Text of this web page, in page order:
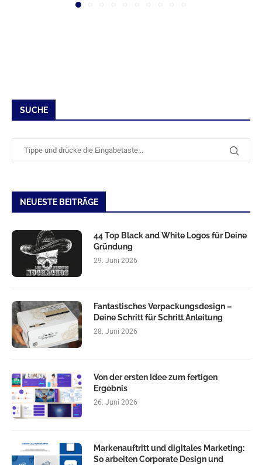
SUCHE
NEUESTE BEITRÄGE
44 Top Black and White Logos für Deine
Gründung
29. Juni 2026
Fantastisches Verpackungsdesign –
Deine Schritt für Schritt Anleitung
28. Juni 2026
Von der ersten Idee zum fertigen
Ergebnis
26. Juni 2026
Markenauftritt und digitales Marketing:
So arbeiten Corporate Design und